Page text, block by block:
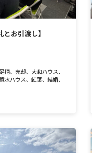
お引渡し】
柄、 売却、 大和ハウス、
水ハウス、 紅葉、 結婚、